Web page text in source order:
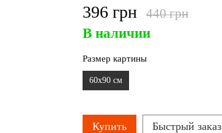
396 грн 440 грн
В наличии
Размер картины
60х90 см
Купить Быстрый заказ